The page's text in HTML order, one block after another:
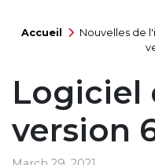
Accueil Nouvelles de
Logiciel
version